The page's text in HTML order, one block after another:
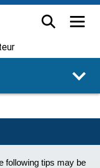
following tips may be